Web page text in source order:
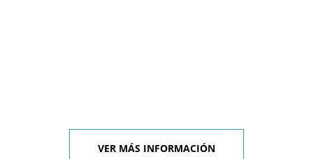
VER MÁS INFORMACIÓN